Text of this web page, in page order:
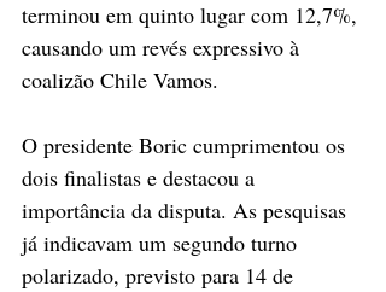
terminou em quinto lugar com 12,7%,
causando um revés expressivo à
coalizão Chile Vamos.
O presidente Boric cumprimentou os
dois finalistas e destacou a
importância da disputa. As pesquisas
já indicavam um segundo turno
polarizado, previsto para 14 de